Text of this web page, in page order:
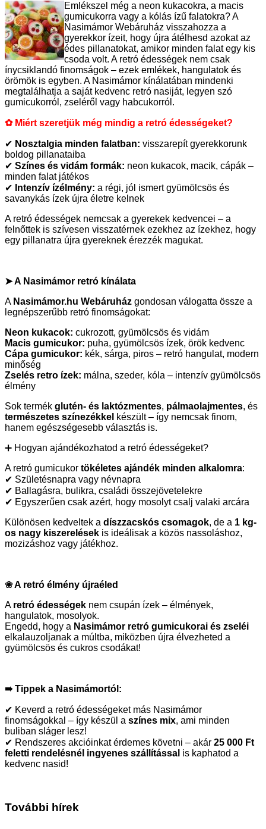
Emlékszel még a neon kukacokra, a macis
gumicukorra vagy a kólás ízű falatokra? A
Nasimámor Webáruház visszahozza a
gyerekkor ízeit, hogy újra átélhesd azokat az
édes pillanatokat, amikor minden falat egy kis
csoda volt. A retró édességek nem csak
ínycsiklandó finomságok – ezek emlékek, hangulatok és
örömök is egyben. A Nasimámor kínálatában mindenki
megtalálhatja a saját kedvenc retró nasiját, legyen szó
gumicukorról, zseléről vagy habcukorról.
✿ Miért szeretjük még mindig a retró édességeket?
✔ Nosztalgia minden falatban: visszarepít gyerekkorunk
boldog pillanataiba
✔ Színes és vidám formák: neon kukacok, macik, cápák –
minden falat játékos
✔ Intenzív ízélmény: a régi, jól ismert gyümölcsös és
savanykás ízek újra életre kelnek
A retró édességek nemcsak a gyerekek kedvencei – a
felnőttek is szívesen visszatérnek ezekhez az ízekhez, hogy
egy pillanatra újra gyereknek érezzék magukat.
➤ A Nasimámor retró kínálata
A Nasimámor.hu Webáruház gondosan válogatta össze a
legnépszerűbb retró finomságokat:
Neon kukacok: cukrozott, gyümölcsös és vidám
Macis gumicukor: puha, gyümölcsös ízek, örök kedvenc
Cápa gumicukor: kék, sárga, piros – retró hangulat, modern
minőség
Zselés retro ízek: málna, szeder, kóla – intenzív gyümölcsös
élmény
Sok termék glutén- és laktózmentes, pálmaolajmentes, és
természetes színezékkel készült – így nemcsak finom,
hanem egészségesebb választás is.
➕ Hogyan ajándékozhatod a retró édességeket?
A retró gumicukor tökéletes ajándék minden alkalomra:
✔ Születésnapra vagy névnapra
✔ Ballagásra, bulikra, családi összejövetelekre
✔ Egyszerűen csak azért, hogy mosolyt csalj valaki arcára
Különösen kedveltek a díszzacskós csomagok, de a 1 kg-
os nagy kiszerelések is ideálisak a közös nassoláshoz,
mozizáshoz vagy játékhoz.
❀ A retró élmény újraéled
A retró édességek nem csupán ízek – élmények,
hangulatok, mosolyok.
Engedd, hogy a Nasimámor retró gumicukorai és zseléi
elkalauzoljanak a múltba, miközben újra élvezheted a
gyümölcsös és cukros csodákat!
➠ Tippek a Nasimámortól:
✔ Keverd a retró édességeket más Nasimámor
finomságokkal – így készül a színes mix, ami minden
buliban sláger lesz!
✔ Rendszeres akcióinkat érdemes követni – akár 25 000 Ft
feletti rendelésnél ingyenes szállítással is kaphatod a
kedvenc nasid!
További hírek